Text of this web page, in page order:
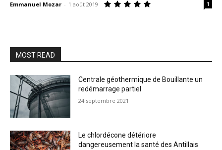
Emmanuel Mozar - 1 août 2019 1
MOST READ
Centrale géothermique de Bouillante un
redémarrage partiel
24 septembre 2021
Le chlordécone détériore
dangereusement la santé des Antillais